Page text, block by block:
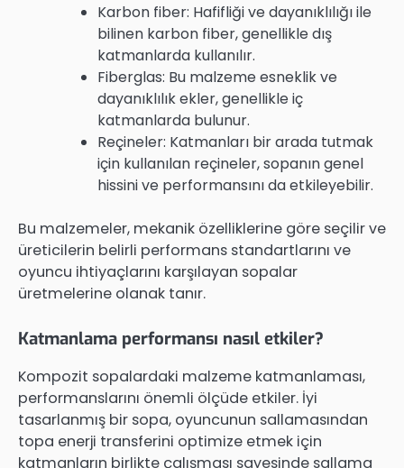
Karbon fiber: Hafifliği ve dayanıklılığı ile
bilinen karbon fiber, genellikle dış
katmanlarda kullanılır.
Fiberglas: Bu malzeme esneklik ve
dayanıklılık ekler, genellikle iç
katmanlarda bulunur.
Reçineler: Katmanları bir arada tutmak
için kullanılan reçineler, sopanın genel
hissini ve performansını da etkileyebilir.
Bu malzemeler, mekanik özelliklerine göre seçilir ve
üreticilerin belirli performans standartlarını ve
oyuncu ihtiyaçlarını karşılayan sopalar
üretmelerine olanak tanır.
Katmanlama performansı nasıl etkiler?
Kompozit sopalardaki malzeme katmanlaması,
performanslarını önemli ölçüde etkiler. İyi
tasarlanmış bir sopa, oyuncunun sallamasından
topa enerji transferini optimize etmek için
katmanların birlikte çalışması sayesinde sallama